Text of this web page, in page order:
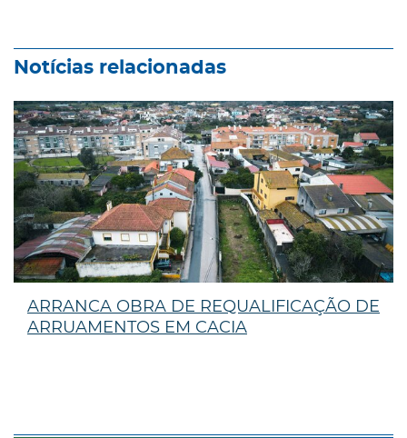
Notícias relacionadas
ARRANCA OBRA DE REQUALIFICAÇÃO DE
ARRUAMENTOS EM CACIA